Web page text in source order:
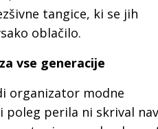
tangice, ki se jih
oblačilo.
vse generacije
organizator modne
poleg perila ni skrival